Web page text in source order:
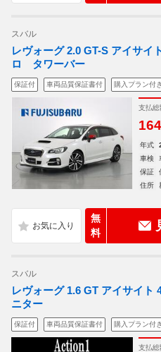
スバル
レヴォーグ 2.0 GT-S アイサ
ロ タワーバー
保証付 車両品質保証書付 購入プラン付き
支払総
164
年式
車検
保証
住所
無
料
スバル
レヴォーグ 1.6 GT アイサイ
ニター
保証付 車両品質保証書付 購入プラン付き
支払総